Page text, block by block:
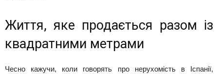
Життя, яке продається разом із
квадратними метрами
Чесно кажучи, коли говорять про нерухомість в Іспанії,